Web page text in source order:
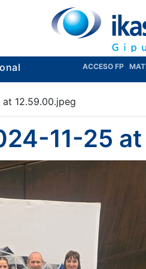
ACCESO FP
12.59.00.jpeg
11-25